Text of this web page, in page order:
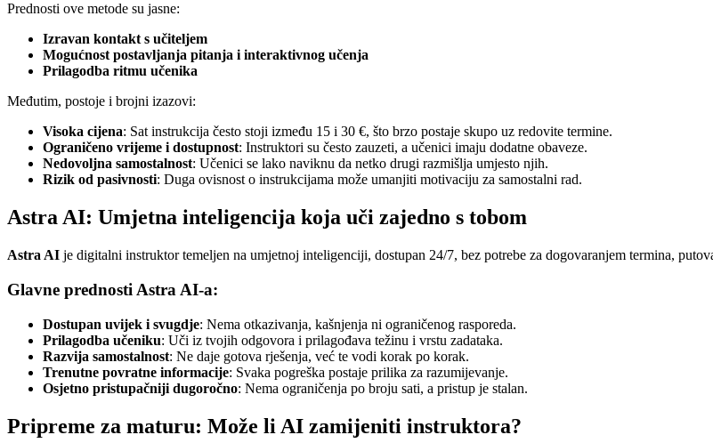
Prednosti ove metode su jasne:
Izravan kontakt s učiteljem
Mogućnost postavljanja pitanja i interaktivnog učenja
Prilagodba ritmu učenika
Međutim, postoje i brojni izazovi:
Visoka cijena: Sat instrukcija često stoji između 15 i 30 €, što brzo postaje skupo uz redovite termine.
Ograničeno vrijeme i dostupnost: Instruktori su često zauzeti, a učenici imaju dodatne obaveze.
Nedovoljna samostalnost: Učenici se lako naviknu da netko drugi razmišlja umjesto njih.
Rizik od pasivnosti: Duga ovisnost o instrukcijama može umanjiti motivaciju za samostalni rad.
Astra AI: Umjetna inteligencija koja uči zajedno s tobom
Astra AI je digitalni instruktor temeljen na umjetnoj inteligenciji, dostupan 24/7, bez potrebe za dogovaranjem termina,
Glavne prednosti Astra AI-a:
Dostupan uvijek i svugdje: Nema otkazivanja, kašnjenja ni ograničenog rasporeda.
Prilagodba učeniku: Uči iz tvojih odgovora i prilagođava težinu i vrstu zadataka.
Razvija samostalnost: Ne daje gotova rješenja, već te vodi korak po korak.
Trenutne povratne informacije: Svaka pogreška postaje prilika za razumijevanje.
Osjetno pristupačniji dugoročno: Nema ograničenja po broju sati, a pristup je stalan.
Pripreme za maturu: Može li AI zamijeniti instruktora?